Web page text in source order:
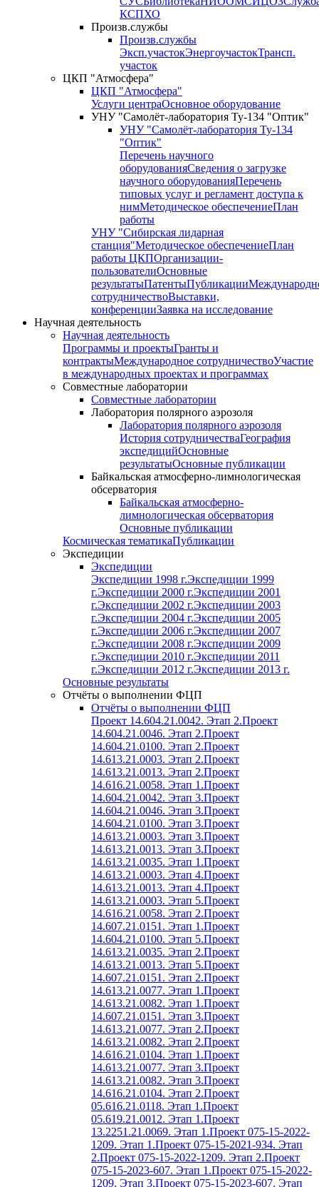
КСПХО
Произв.службы
Произв.службы
Эксп.участокЭнергоучастокТрансп.
участок
ЦКП "Атмосфера"
ЦКП "Атмосфера"
Услуги центраОсновное оборудование
УНУ "Самолёт-лаборатория Ту-134 "Оптик"
УНУ "Самолёт-лаборатория Ту-134
"Оптик"
Перечень научного
оборудованияСведения о загрузке
научного оборудованияПеречень
типовых услуг и регламент доступа к
нимМетодическое обеспечениеПлан
работы
УНУ "Сибирская лидарная
станция"Методическое обеспечениеПлан
работы ЦКПОрганизации-
пользователиОсновные
результатыПатентыПубликации
сотрудничествоВыставки,
конференцииЗаявка на исследование
Научная деятельность
Научная деятельность
Программы и проектыГранты и
контрактыМеждународное сотрудничествоУчастие
в международных проектах и программах
Совместные лаборатории
Совместные лаборатории
Лаборатория полярного аэрозоля
Лаборатория полярного аэрозоля
История сотрудничестваГеография
экспедицийОсновные
результатыОсновные публикации
Байкальская атмосферно-лимнологическая
обсерватория
Байкальская атмосферно-
лимнологическая обсерватория
Основные публикации
Космическая тематикаПубликации
Экспедиции
Экспедиции
Экспедиции 1998 г.Экспедиции 1999
г.Экспедиции 2000 г.Экспедиции 2001
г.Экспедиции 2002 г.Экспедиции 2003
г.Экспедиции 2004 г.Экспедиции 2005
г.Экспедиции 2006 г.Экспедиции 2007
г.Экспедиции 2008 г.Экспедиции 2009
г.Экспедиции 2010 г.Экспедиции 2011
г.Экспедиции 2012 г.Экспедиции 2013 г.
Основные результаты
Отчёты о выполнении ФЦП
Отчёты о выполнении ФЦП
Проект 14.604.21.0042. Этап 2.Проект
14.604.21.0046. Этап 2.Проект
14.604.21.0100. Этап 2.Проект
14.613.21.0003. Этап 2.Проект
14.613.21.0013. Этап 2.Проект
14.616.21.0058. Этап 1.Проект
14.604.21.0042. Этап 3.Проект
14.604.21.0046. Этап 3.Проект
14.604.21.0100. Этап 3.Проект
14.613.21.0003. Этап 3.Проект
14.613.21.0013. Этап 3.Проект
14.613.21.0035. Этап 1.Проект
14.613.21.0003. Этап 4.Проект
14.613.21.0013. Этап 4.Проект
14.613.21.0003. Этап 5.Проект
14.616.21.0058. Этап 2.Проект
14.607.21.0151. Этап 1.Проект
14.604.21.0100. Этап 5.Проект
14.613.21.0035. Этап 2.Проект
14.613.21.0013. Этап 5.Проект
14.607.21.0151. Этап 2.Проект
14.613.21.0077. Этап 1.Проект
14.613.21.0082. Этап 1.Проект
14.607.21.0151. Этап 3.Проект
14.613.21.0077. Этап 2.Проект
14.613.21.0082. Этап 2.Проект
14.616.21.0104. Этап 1.Проект
14.613.21.0077. Этап 3.Проект
14.613.21.0082. Этап 3.Проект
14.616.21.0104. Этап 2.Проект
05.616.21.0118. Этап 1.Проект
05.619.21.0012. Этап 1.Проект
13.2251.21.0069. Этап 1.Проект 075-15-2022-
1209. Этап 1.Проект 075-15-2021-934. Этап
2.Проект 075-15-2022-1209. Этап 2.Проект
075-15-2023-607. Этап 1.Проект 075-15-2022-
1209. Этап 3.Проект 075-15-2023-607. Этап